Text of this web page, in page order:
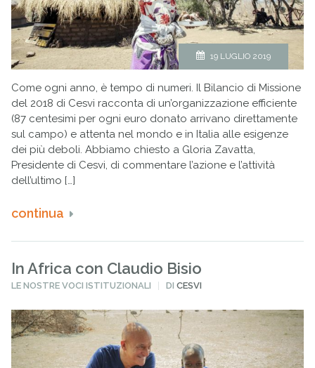
19 LUGLIO 2019
Come ogni anno, è tempo di numeri. Il Bilancio di Missione
del 2018 di Cesvi racconta di un’organizzazione efficiente
(87 centesimi per ogni euro donato arrivano direttamente
sul campo) e attenta nel mondo e in Italia alle esigenze
dei più deboli. Abbiamo chiesto a Gloria Zavatta,
Presidente di Cesvi, di commentare l’azione e l’attività
dell’ultimo […]
continua
In Africa con Claudio Bisio
PUBBLICATO
LE NOSTRE VOCI ISTITUZIONALI DICESVI